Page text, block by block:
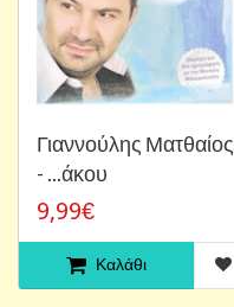
Γιαννούλης Ματθαίος
- ...άκου
9,99€
Καλάθι